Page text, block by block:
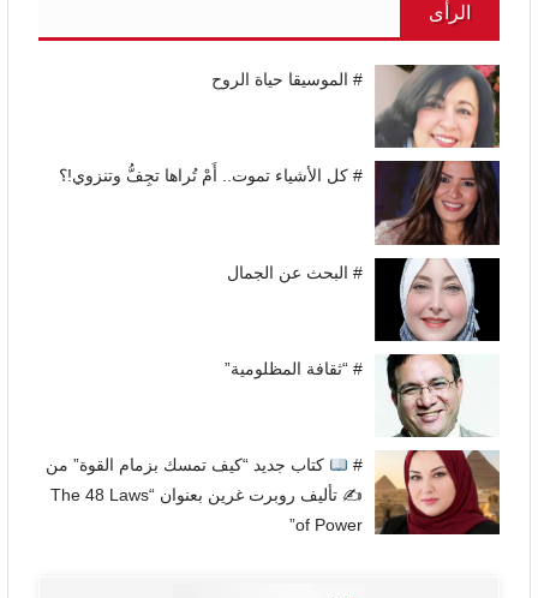
الرأى
# الموسيقا حياة الروح
# كل الأشياء تموت.. أَمْ تُراها تجِفُّ وتنزوي!؟
# البحث عن الجمال
# “ثقافة المظلومية”
#
كتاب جديد “كيف تمسك بزمام القوة” من
✍
تأليف روبرت غرين بعنوان “The 48 Laws
of Power”